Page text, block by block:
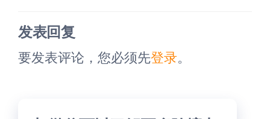
发表回复
要发表评论，您必须先登录。